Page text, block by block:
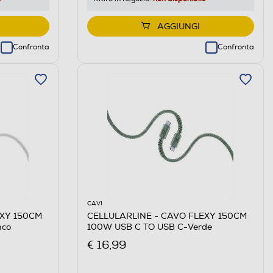
Confronta
AGGIUNGI
Confronta
150CM
CAVI
CELLULARLINE - CAVO FLEXY 150CM
100W USB C TO USB C-Verde
€ 16,99